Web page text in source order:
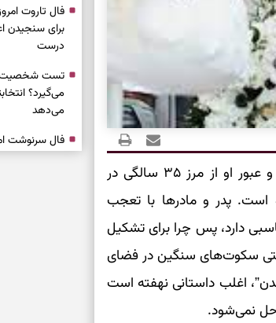
برای بسیاری از والدین، گذر عمرِ فرزند پسر و عبور او از مرز ۳۵ سالگی در
پدر و مادرها با تعجب
دارد، پس چرا برای تشکیل
حتی سکوت‌های سنگین در فضای
اغلب داستانی نهفته است
حل نمی‌شود.
برای سنجیدن
درست
تست شخصیت
می‌گیرد؟
می‌دهد
فرصت‌هایی که